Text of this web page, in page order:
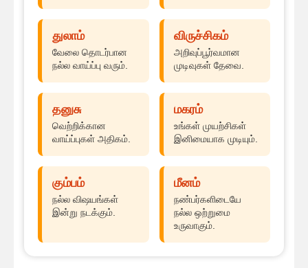
துலாம்
வேலை தொடர்பான
நல்ல வாய்ப்பு வரும்.
விருச்சிகம்
அறிவுப்பூர்வமான
முடிவுகள் தேவை.
தனுசு
வெற்றிக்கான
வாய்ப்புகள் அதிகம்.
மகரம்
உங்கள் முயற்சிகள்
இனிமையாக முடியும்.
கும்பம்
நல்ல விஷயங்கள்
இன்று நடக்கும்.
மீனம்
நண்பர்களிடையே
நல்ல ஒற்றுமை
உருவாகும்.